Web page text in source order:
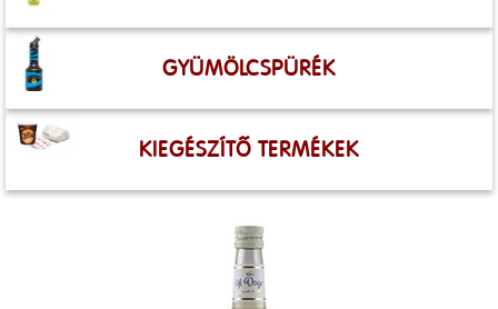
GYÜMÖLCSPÜRÉK
KIEGÉSZÍTŐ TERMÉKEK